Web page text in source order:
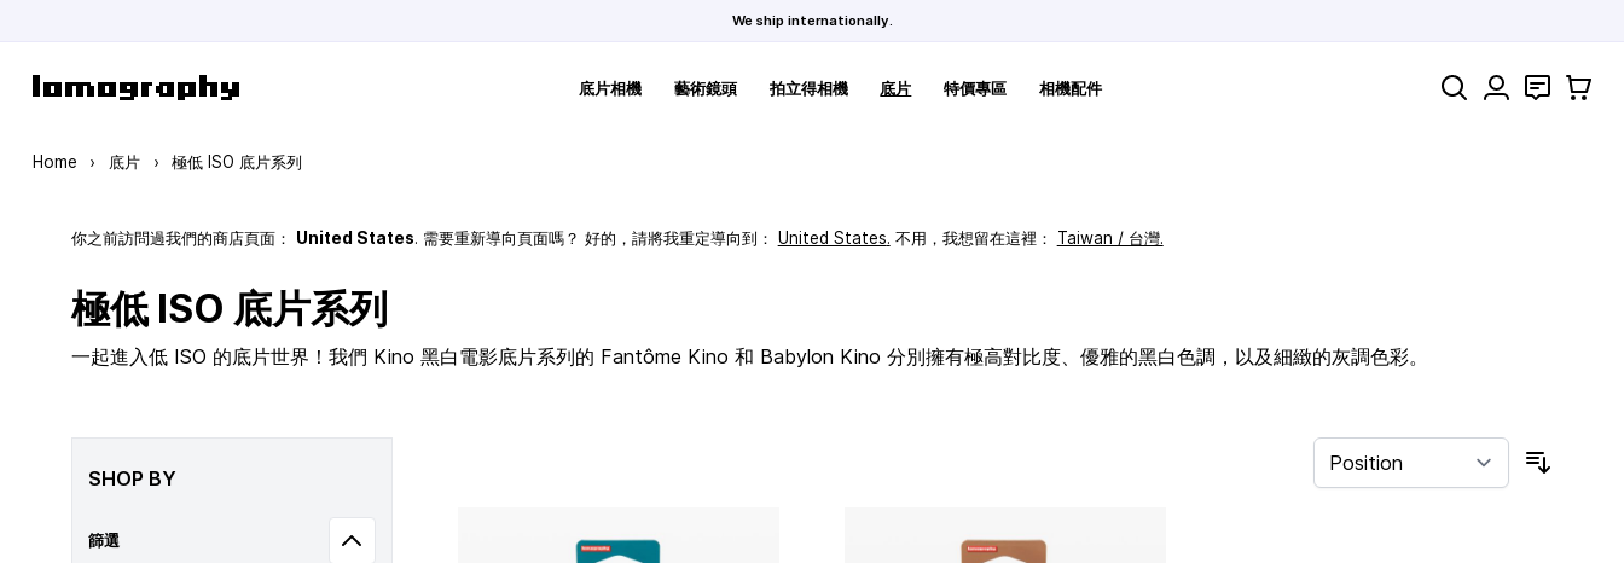
We ship internationally.
底片相機 藝術鏡頭 拍立得相機 底片 特價專區 相機配件 Search 聯絡 購物車
Home › 底片 › 極低 ISO 底片系列
你之前訪問過我們的商店頁面： United States. 需要重新導向頁面嗎？ 好的，請將我重定導向到： United States. 不用，我想留在這裡： Taiwan / 台灣.
極低 ISO 底片系列
一起進入低 ISO 的底片世界！我們 Kino 黑白電影底片系列的 Fantôme Kino 和 Babylon Kino 分別擁有極高對比度、優雅的黑白色調，以及細緻的灰調色彩。
SHOP BY
篩選